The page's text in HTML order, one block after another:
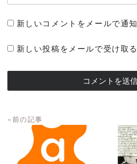
新しいコメントをメールで通知
新しい投稿をメールで受け取る
«前の記事
READ MORE